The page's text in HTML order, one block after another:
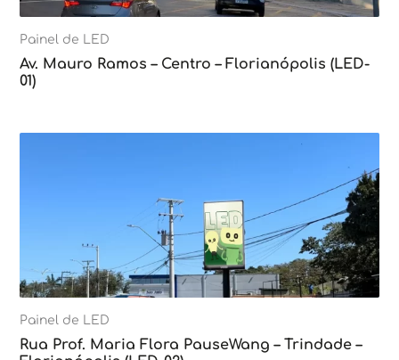
Painel de LED
Av. Mauro Ramos – Centro – Florianópolis (LED-
01)
Painel de LED
Rua Prof. Maria Flora PauseWang – Trindade –